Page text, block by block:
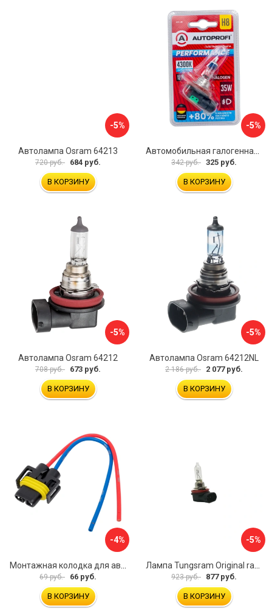
-5%
Автолампа Osram 64213
720 руб. 684 руб.
В КОРЗИНУ
-5%
342 руб. 325 руб.
В КОРЗИНУ
-5%
Автолампа Osram 64212
708 руб. 673 руб.
В КОРЗИНУ
-5%
Автолампа Osram 64212NL
2 186 руб. 2 077 руб.
В КОРЗИНУ
-4%
69 руб. 66 руб.
В КОРЗИНУ
-5%
923 руб. 877 руб.
В КОРЗИНУ